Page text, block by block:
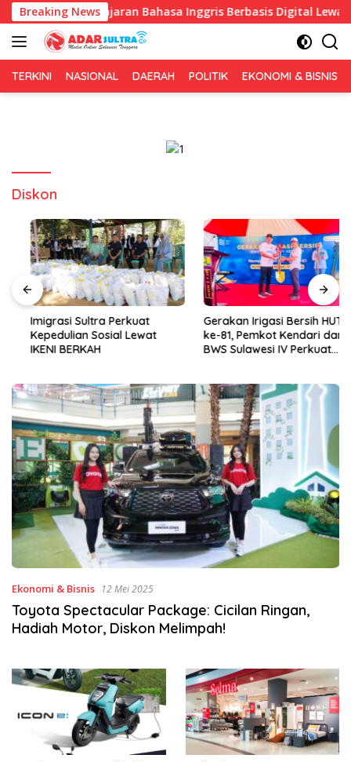
Langsung
ke
konten
Breaking News
Pembelajaran Bahasa Inggris Berbasis Digital Lewat KKN
TERKINI NASIONAL DAERAH POLITIK EKONOMI & BISNIS
Diskon
Imigrasi Sultra Perkuat
Kepedulian Sosial Lewat
IKENI BERKAH
Gerakan Irigasi Bersih HUT RI
ke-81, Pemkot Kendari dan
BWS Sulawesi IV Perkuat
Ekonomi & Bisnis 12 Mei 2025
Toyota Spectacular Package: Cicilan Ringan,
Hadiah Motor, Diskon Melimpah!